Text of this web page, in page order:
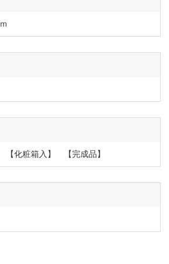
【化粧箱入】 【完成品】